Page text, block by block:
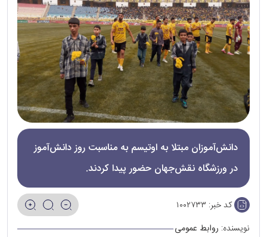
دانش‌آموزان مبتلا به اوتیسم به مناسبت روز دانش‌آموز
در ورزشگاه نقش‌جهان حضور پیدا کردند.
کد خبر: ۱۰۰۲۷۳۳
نویسنده: روابط عمومی